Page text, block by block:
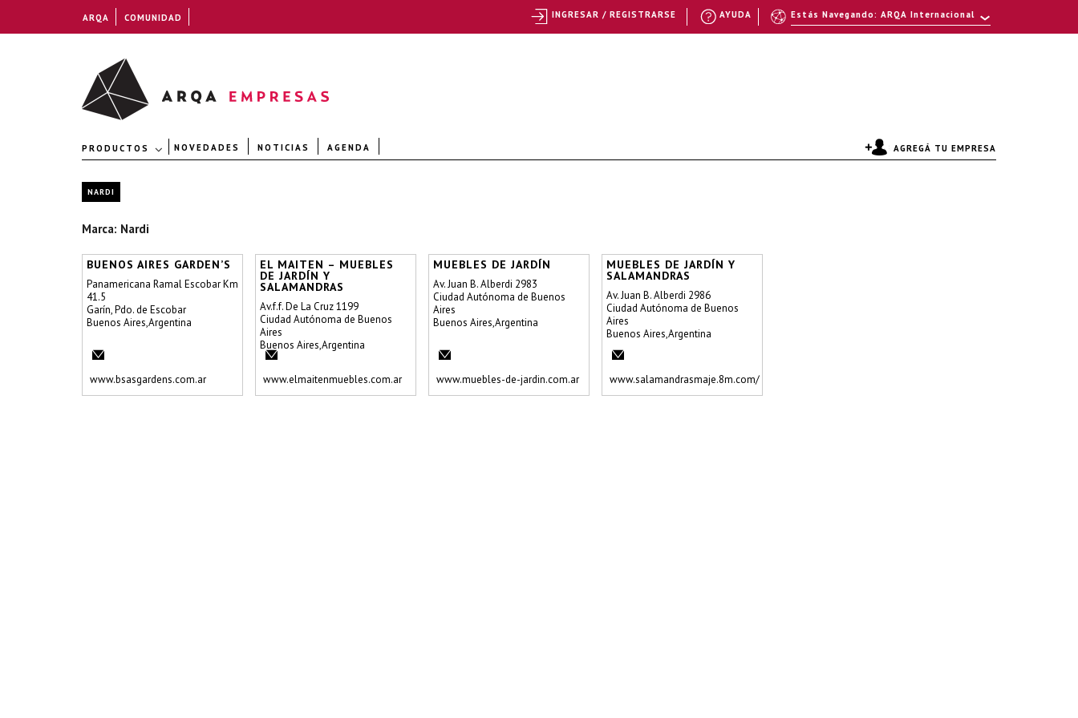
PRODUCTOS NOVEDADES NOTICIAS AGENDA AGREGÁ TU EMPRESA
NARDI
Marca: Nardi
BUENOS AIRES GARDEN’S
Panamericana Ramal Escobar Km
41.5
Garín, Pdo. de Escobar
Buenos Aires,Argentina
www.bsasgardens.com.ar
EL MAITEN – MUEBLES
DE JARDÍN Y
SALAMANDRAS
Av.f.f. De La Cruz 1199
Ciudad Autónoma de Buenos
Aires
Buenos Aires,Argentina
www.elmaitenmuebles.com.ar
MUEBLES DE JARDÍN
Av. Juan B. Alberdi 2983
Ciudad Autónoma de Buenos
Aires
Buenos Aires,Argentina
www.muebles-de-jardin.com.ar
MUEBLES DE JARDÍN Y
SALAMANDRAS
Av. Juan B. Alberdi 2986
Ciudad Autónoma de Buenos
Aires
Buenos Aires,Argentina
www.salamandrasmaje.8m.com/
ARQA COMUNIDAD Estás Navegando: ARQA Internacional
AYUDA
INGRESAR / REGISTRARSE